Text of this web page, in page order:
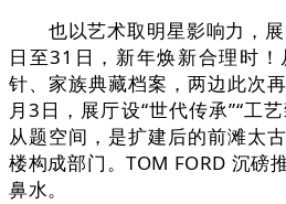
也以艺术取明星影响力，展
日至31日，新年焕新合理时
针、家族典藏档案，两边此次
月3日，展厅设“世代传承”“工
从题空间，是扩建后的前滩太
楼构成部门。TOM FORD 沉磅
鼻水。